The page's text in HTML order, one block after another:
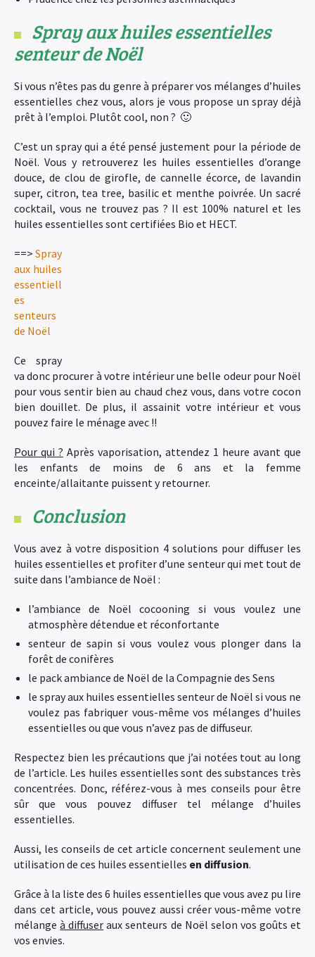
Spray aux huiles essentielles
senteur de Noël
Si vous n’êtes pas du genre à préparer vos mélanges d’huiles
essentielles chez vous, alors je vous propose un spray déjà
prêt à l’emploi. Plutôt cool, non ? 🙂
C’est un spray qui a été pensé justement pour la période de
Noël. Vous y retrouverez les huiles essentielles d’orange
douce, de clou de girofle, de cannelle écorce, de lavandin
super, citron, tea tree, basilic et menthe poivrée. Un sacré
cocktail, vous ne trouvez pas ? Il est 100% naturel et les
huiles essentielles sont certifiées Bio et HECT.
==> Spray
aux huiles
essentiell
es
senteurs
de Noël
Ce spray
va donc procurer à votre intérieur une belle odeur pour Noël
pour vous sentir bien au chaud chez vous, dans votre cocon
bien douillet. De plus, il assainit votre intérieur et vous
pouvez faire le ménage avec !!
Pour qui ? Après vaporisation, attendez 1 heure avant que
les enfants de moins de 6 ans et la femme
enceinte/allaitante puissent y retourner.
Conclusion
Vous avez à votre disposition 4 solutions pour diffuser les
huiles essentielles et profiter d’une senteur qui met tout de
suite dans l’ambiance de Noël :
l’ambiance de Noël cocooning si vous voulez une
atmosphère détendue et réconfortante
senteur de sapin si vous voulez vous plonger dans la
forêt de conifères
le pack ambiance de Noël de la Compagnie des Sens
le spray aux huiles essentielles senteur de Noël si vous ne
voulez pas fabriquer vous-même vos mélanges d’huiles
essentielles ou que vous n’avez pas de diffuseur.
Respectez bien les précautions que j’ai notées tout au long
de l’article. Les huiles essentielles sont des substances très
concentrées. Donc, référez-vous à mes conseils pour être
sûr que vous pouvez diffuser tel mélange d’huiles
essentielles.
Aussi, les conseils de cet article concernent seulement une
utilisation de ces huiles essentielles en diffusion.
Grâce à la liste des 6 huiles essentielles que vous avez pu lire
dans cet article, vous pouvez aussi créer vous-même votre
mélangeà diffuser aux senteurs de Noël selon vos goûts et
vos envies.